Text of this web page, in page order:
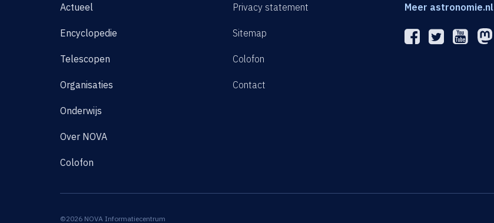
Actueel
Encyclopedie
Telescopen
Organisaties
Onderwijs
Over NOVA
Colofon
Privacy statement
Sitemap
Colofon
Contact
Meer astronomie.nl
©2026 NOVA Informatiecentrum